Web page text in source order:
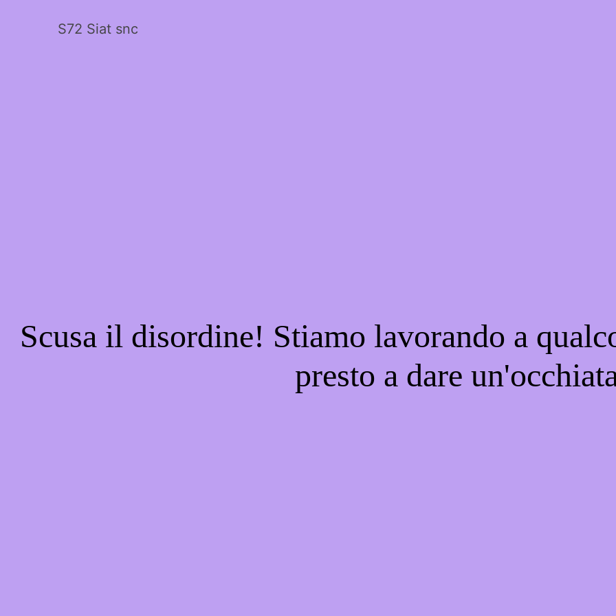
S72 Siat snc
Scusa il disordine! Stiamo lavorando a
presto a dare